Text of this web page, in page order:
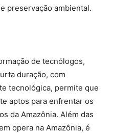
preservação ambiental.
de tecnólogos,
duração, com
tecnológica, permite que
aptos para enfrentar os
da Amazônia. Além das
opera na Amazônia, é